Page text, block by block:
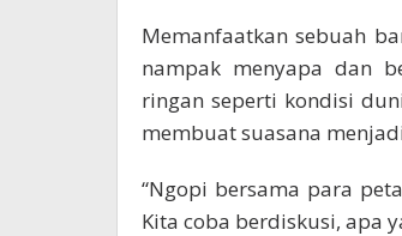
Memanfaatkan sebuah
nampak menyapa dan
ringan seperti kondisi
membuat suasana
“Ngopi bersama para
Kita coba berdiskusi, apa